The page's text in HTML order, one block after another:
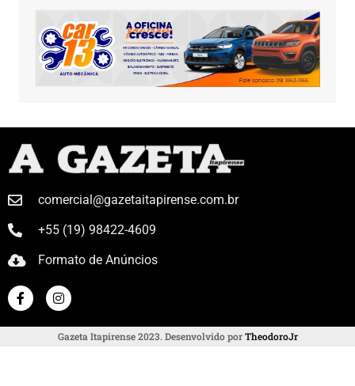
comercial@gazetaitapirense.com.br
+55 (19) 98422-4609
Formato de Anúncios
Gazeta Itapirense 2023. Desenvolvido porTheodoroJr